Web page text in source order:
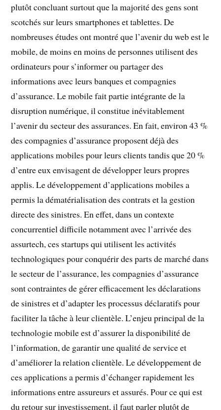
plutôt concluant surtout que la majorité des gens sont
scotchés sur leurs smartphones et tablettes. De
nombreuses études ont montré que l’avenir du web est le
mobile, de moins en moins de personnes utilisent des
ordinateurs pour s’informer ou partager des
informations avec leurs banques et compagnies
d’assurance. Le mobile fait partie intégrante de la
disruption numérique, il constitue inévitablement
l’avenir du secteur des assurances. En fait, environ 43 %
des compagnies d’assurance proposent déjà des
applications mobiles pour leurs clients tandis que 20 %
d’entre eux envisagent de développer leurs propres
applis. Le développement d’applications mobiles a
permis la dématérialisation des contrats et la gestion
directe des sinistres. En effet, dans un contexte
concurrentiel difficile notamment avec l’arrivée des
assurtech, ces startups qui utilisent les activités
technologiques pour conquérir des parts de marché dans
le secteur de l’assurance, les compagnies d’assurance
sont contraintes de gérer efficacement les déclarations
de sinistres et d’adapter les processus déclaratifs pour
faciliter la tâche à leur clientèle. L’enjeu principal de la
technologie mobile est d’assurer la disponibilité de
l’information, de garantir une qualité de service et
d’améliorer la relation clientèle. Le développement de
ces applications a permis d’échanger rapidement les
informations entre assureurs et assurés. Pour ce qui est
du retour sur investissement, il faut parler plutôt de